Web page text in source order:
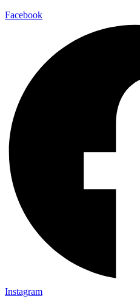
Facebook
Instagram